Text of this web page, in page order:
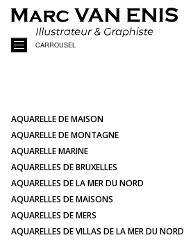
CARROUSEL
A PROPOS
ACTUALITÉ
AQUARELLES
AQUARELLE DE MAISON
AQUARELLE DE MONTAGNE
AQUARELLE MARINE
AQUARELLES DE BRUXELLES
AQUARELLES DE LA MER DU NORD
AQUARELLES DE MAISONS
AQUARELLES DE MERS
AQUARELLES DE VILLAS DE LA MER DU NORD